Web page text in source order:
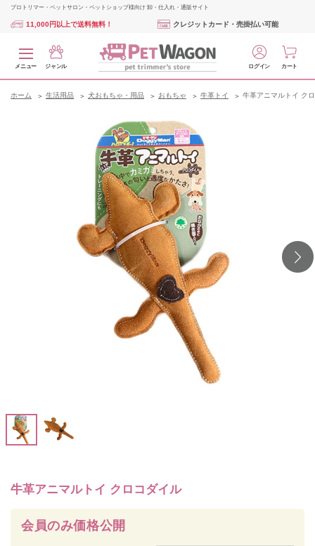
プロトリマー・ペットサロン・ペットショップ様向け 卸・仕入れ・通販サイト
11,000円以上で送料無料！ クレジットカード・売掛払い可能
メニュー ジャンル ログイン カート
ホーム 生活用品 犬おもちゃ・用品 おもちゃ 牛革トイ 牛革アニマルトイ ク
牛革アニマルトイ クロコダイル
会員のみ価格公開